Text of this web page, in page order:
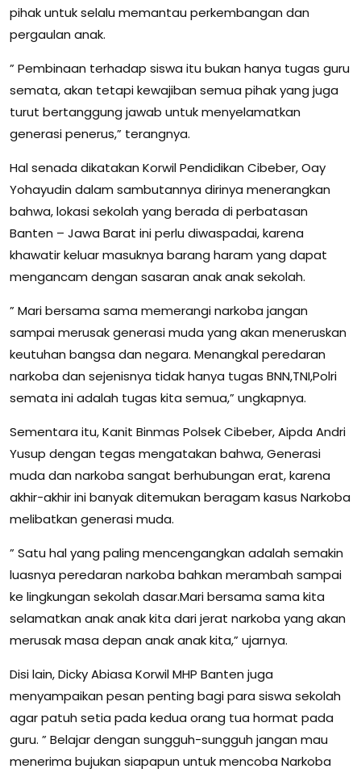
pihak untuk selalu memantau perkembangan dan
pergaulan anak.
” Pembinaan terhadap siswa itu bukan hanya tugas guru
semata, akan tetapi kewajiban semua pihak yang juga
turut bertanggung jawab untuk menyelamatkan
generasi penerus,” terangnya.
Hal senada dikatakan Korwil Pendidikan Cibeber, Oay
Yohayudin dalam sambutannya dirinya menerangkan
bahwa, lokasi sekolah yang berada di perbatasan
Banten – Jawa Barat ini perlu diwaspadai, karena
khawatir keluar masuknya barang haram yang dapat
mengancam dengan sasaran anak anak sekolah.
” Mari bersama sama memerangi narkoba jangan
sampai merusak generasi muda yang akan meneruskan
keutuhan bangsa dan negara. Menangkal peredaran
narkoba dan sejenisnya tidak hanya tugas BNN,TNI,Polri
semata ini adalah tugas kita semua,” ungkapnya.
Sementara itu, Kanit Binmas Polsek Cibeber, Aipda Andri
Yusup dengan tegas mengatakan bahwa, Generasi
muda dan narkoba sangat berhubungan erat, karena
akhir-akhir ini banyak ditemukan beragam kasus Narkoba
melibatkan generasi muda.
” Satu hal yang paling mencengangkan adalah semakin
luasnya peredaran narkoba bahkan merambah sampai
ke lingkungan sekolah dasar.Mari bersama sama kita
selamatkan anak anak kita dari jerat narkoba yang akan
merusak masa depan anak anak kita,” ujarnya.
Disi lain, Dicky Abiasa Korwil MHP Banten juga
menyampaikan pesan penting bagi para siswa sekolah
agar patuh setia pada kedua orang tua hormat pada
guru. ” Belajar dengan sungguh-sungguh jangan mau
menerima bujukan siapapun untuk mencoba Narkoba